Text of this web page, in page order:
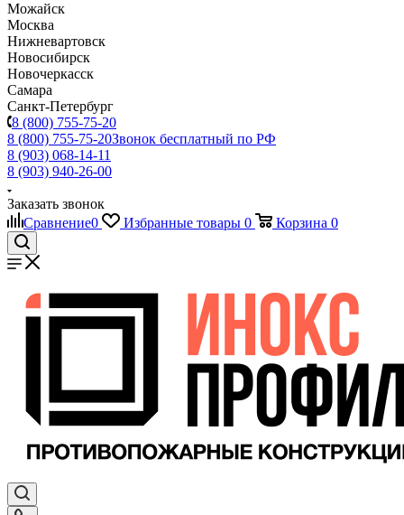
Можайск
Москва
Нижневартовск
Новосибирск
Новочеркасск
Самара
Санкт-Петербург
8 (800) 755-75-20
8 (800) 755-75-20Звонок бесплатный по РФ
8 (903) 068-14-11
8 (903) 940-26-00
Заказать звонок
Сравнение0 Избранные товары 0 Корзина 0